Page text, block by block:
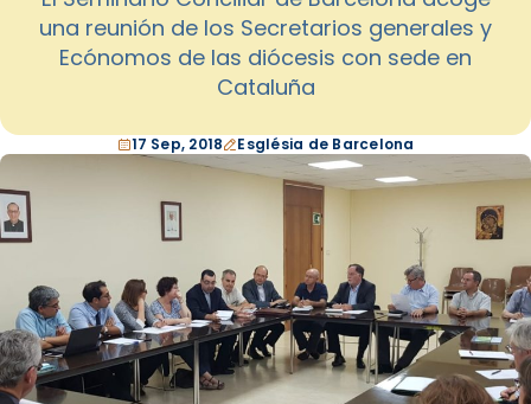
una reunión de los Secretarios generales y
Ecónomos de las diócesis con sede en
Cataluña
17 Sep, 2018 Església de Barcelona